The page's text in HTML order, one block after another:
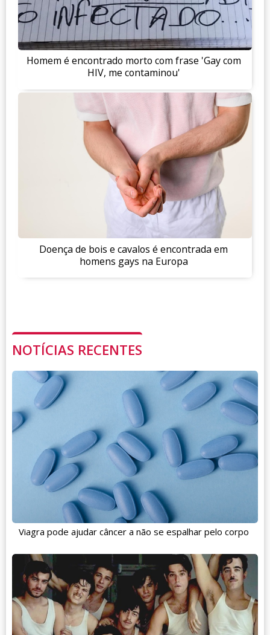
Homem é encontrado morto com frase 'Gay com
HIV, me contaminou'
Doença de bois e cavalos é encontrada em
homens gays na Europa
NOTÍCIAS RECENTES
Viagra pode ajudar câncer a não se espalhar pelo corpo